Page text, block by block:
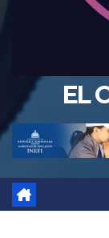
EL